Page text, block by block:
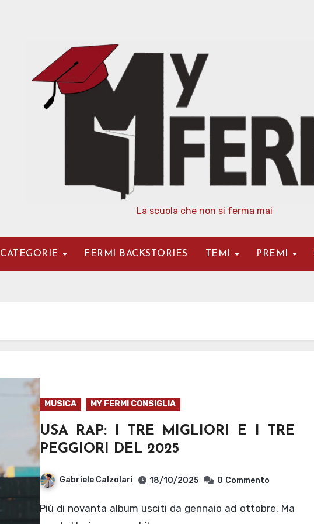
La scuola che non si ferma mai
CATEGORIE FERMI BACKSTORIES TEMI PREMI
MUSICA MY FERMI CONSIGLIA
USA RAP: I TRE MIGLIORI E I TRE
PEGGIORI DEL 2025
Gabriele Calzolari 18/10/2025 0 Commento
Più di novanta album usciti da gennaio ad ottobre. Ma